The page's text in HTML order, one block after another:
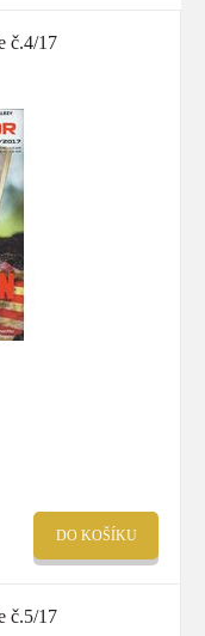
č.4/17
DO KOŠÍKU
č.5/17